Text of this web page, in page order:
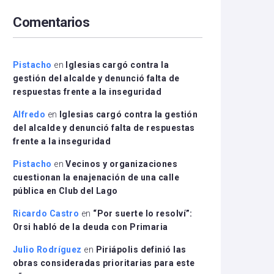
disminuir
el
Comentarios
Pistacho en
Iglesias cargó contra la
gestión del alcalde y denunció falta de
respuestas frente a la inseguridad
Alfredo en
Iglesias cargó contra la gestión
del alcalde y denunció falta de respuestas
frente a la inseguridad
Pistacho enVecinos y organizaciones
cuestionan la enajenación de una calle
pública en Club del Lago
Ricardo Castro en “Por suerte lo resolví”:
Orsi habló de la deuda con Primaria
Julio Rodríguez en Piriápolis definió las
obras consideradas prioritarias para este